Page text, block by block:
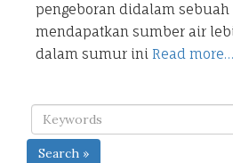
pengeboran didalam
mendapatkan sumber air
dalam sumur ini Read more…
Search »